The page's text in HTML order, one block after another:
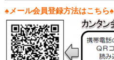
♠ メール会員登録方法はこちら♠